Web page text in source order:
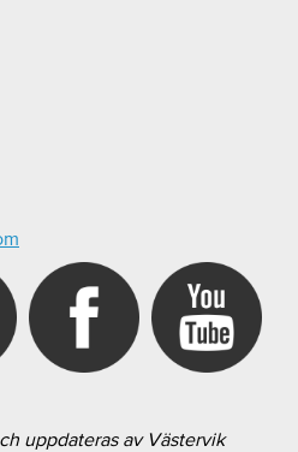
uppdateras av Västervik